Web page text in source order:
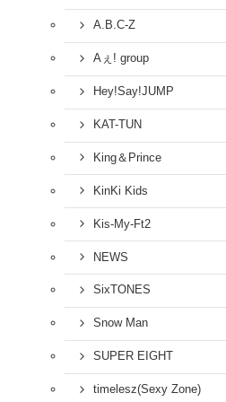
A.B.C-Z
Aぇ! group
Hey!Say!JUMP
KAT-TUN
King＆Prince
KinKi Kids
Kis-My-Ft2
NEWS
SixTONES
Snow Man
SUPER EIGHT
timelesz(Sexy Zone)